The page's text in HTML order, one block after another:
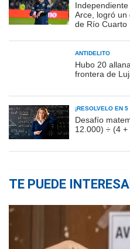
Arce, logró un
de Río Cuarto
ANTIDELITO
Hubo 20
frontera de
¡RESOLVELO EN
Desafío
12.000) ÷ (4 +
TE PUEDE